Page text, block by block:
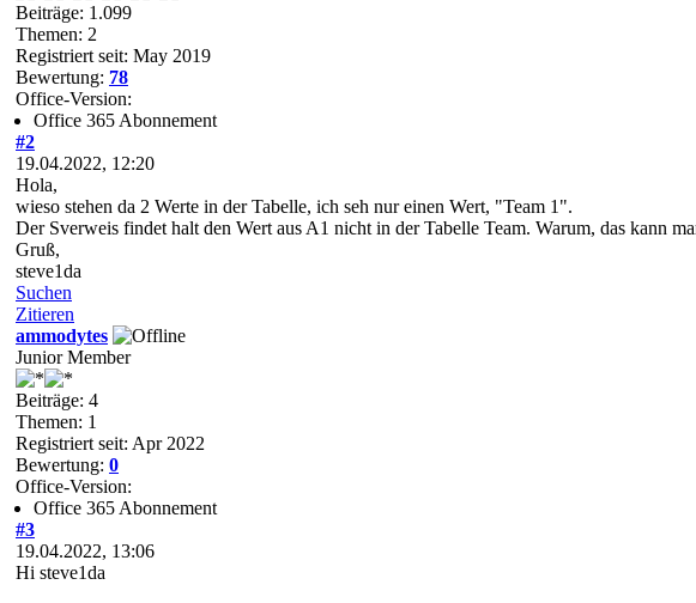
Beiträge: 1.099
Themen: 2
Registriert seit: May 2019
Bewertung: 78
Office-Version:
Office 365 Abonnement
#2
19.04.2022, 12:20
Hola,
wieso stehen da 2 Werte in der Tabelle, ich seh nur einen Wert, "Team 1".
Der Sverweis findet halt den Wert aus A1 nicht in der Tabelle Team. Warum, das kann
Gruß,
steve1da
Suchen
Zitieren
ammodytes
Junior Member
Beiträge: 4
Themen: 1
Registriert seit: Apr 2022
Bewertung: 0
Office-Version:
Office 365 Abonnement
#3
19.04.2022, 13:06
Hi steve1da